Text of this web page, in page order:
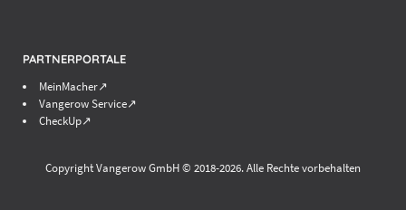
PARTNERPORTALE
MeinMacher↗
Vangerow Service↗
CheckUp↗
Copyright Vangerow GmbH © 2018-2026. Alle Rechte vorbehalten